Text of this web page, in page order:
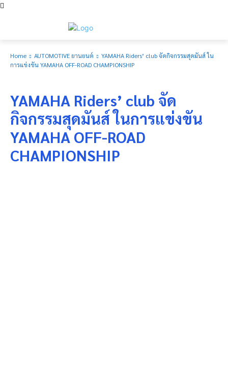
Home AUTOMOTIVE ยานยนต์
YAMAHA Riders’ club จัดกิจกรรมสุดมันส์ ใน
การแข่งขัน YAMAHA OFF-ROAD CHAMPIONSHIP
YAMAHA Riders’ club จัด
กิจกรรมสุดมันส์ ในการแข่งขัน
YAMAHA OFF-ROAD
CHAMPIONSHIP